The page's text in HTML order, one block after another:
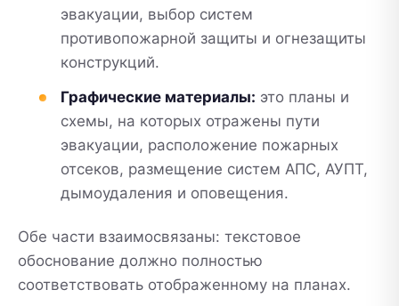
эвакуации, выбор систем
противопожарной защиты и огнезащиты
конструкций.
Графические материалы: это планы и
схемы, на которых отражены пути
эвакуации, расположение пожарных
отсеков, размещение систем АПС, АУПТ,
дымоудаления и оповещения.
Обе части взаимосвязаны: текстовое
обоснование должно полностью
соответствовать отображенному на планах.